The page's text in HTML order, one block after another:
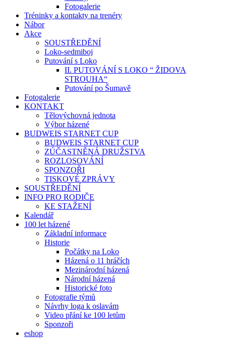
Fotogalerie
Tréninky a kontakty na trenéry
Nábor
Akce
SOUSTŘEDĚNÍ
Loko-sedmiboj
Putování s Loko
II. PUTOVÁNÍ S LOKO “ ŽIDOVA
STROUHA“
Putování po Šumavě
Fotogalerie
KONTAKT
Tělovýchovná jednota
Výbor házené
BUDWEIS STARNET CUP
BUDWEIS STARNET CUP
ZÚČASTNĚNÁ DRUŽSTVA
ROZLOSOVÁNÍ
SPONZOŘI
TISKOVÉ ZPRÁVY
SOUSTŘEDĚNÍ
INFO PRO RODIČE
KE STAŽENÍ
Kalendář
100 let házené
Základní informace
Historie
Počátky na Loko
Házená o 11 hráčích
Mezinárodní házená
Národní házená
Historické foto
Fotografie týmů
Návrhy loga k oslavám
Video přání ke 100 letům
Sponzoři
eshop